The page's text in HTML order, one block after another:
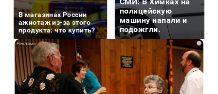
В магазинах России
ажиотаж из-за этого
продукта: что купить?
СМИ: В Химках на
полицейскую
машину напали и
подожгли.
i